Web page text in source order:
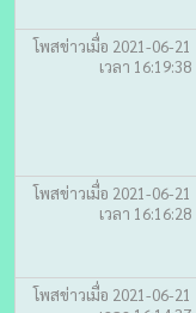
โพสข่าวเมื่อ 2021-06-21
เวลา 16:19:38
โพสข่าวเมื่อ 2021-06-21
เวลา 16:16:28
โพสข่าวเมื่อ 2021-06-21